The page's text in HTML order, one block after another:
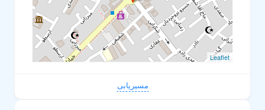
Leaflet
مسیریابی